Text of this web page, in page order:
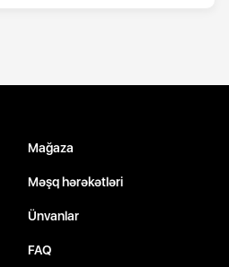
Mağaza
Məşq hərəkətləri
Ünvanlar
FAQ